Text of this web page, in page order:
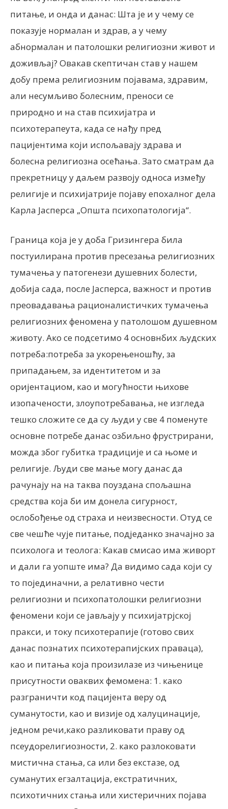
питање, и онда и данас: Шта је и у чему се
показује нормалан и здрав, а у чему
абнормалан и патолошки религиозни живот и
доживљај? Овакав скептичан став у нашем
добу према религиозним појавама, здравим,
али несумљиво болесним, преноси се
природно и на став психијатра и
психотерапеута, када се нађу пред
пацијентима који испољавају здрава и
болесна религиозна осећања. Зато сматрам да
прекретницу у даљем развоју односа између
религије и психијатрије појаву епохалног дела
Карла Јасперса „Општа психопатологија“.
Граница која је у доба Гризингера била
постуилирана против пресезања религиозних
тумачења у патогенези душевних болести,
добија сада, после Јасперса, важност и против
преовадавања рационалистичких тумачења
религиозних феномена у патолошом душевном
животу. Ако се подсетимо 4 основнбих људских
потреба:потреба за укорењеношћу, за
припадањем, за идентитетом и за
оријентациом, као и могућности њихове
изопачености, злоупотребавања, не изгледа
тешко сложите се да су људи у све 4 поменуте
основне потребе данас озбиљно фрустрирани,
можда због губитка традиције и са њоме и
религије. Људи све мање могу данас да
рачунају на на таква поуздана спољашна
средства која би им донела сигурност,
ослобођење од страха и неизвесности. Отуд се
све чешће чује питање, подједанко значајно за
психолога и теолога: Какав смисао има живорт
и дали га уопште има? Да видимо сада који су
то појединачни, а релативно чести
религиозни и психопатолошки религиозни
феномени који се јављају у психијатрјској
пракси, и току психотерапије (готово свих
данас познатих психотерапијских праваца),
као и питања која произилазе из чињенице
присутности оваквих фемомена: 1. како
разграничти код пацијента веру од
суманутости, као и визије од халуцинације,
једном речи,како разликовати праву од
псеудорелигиозности, 2. како разлоковати
мистична стања, са или без екстазе, од
суманутих егзалтација, екстратичних,
психотичних стања или хистеричних појава